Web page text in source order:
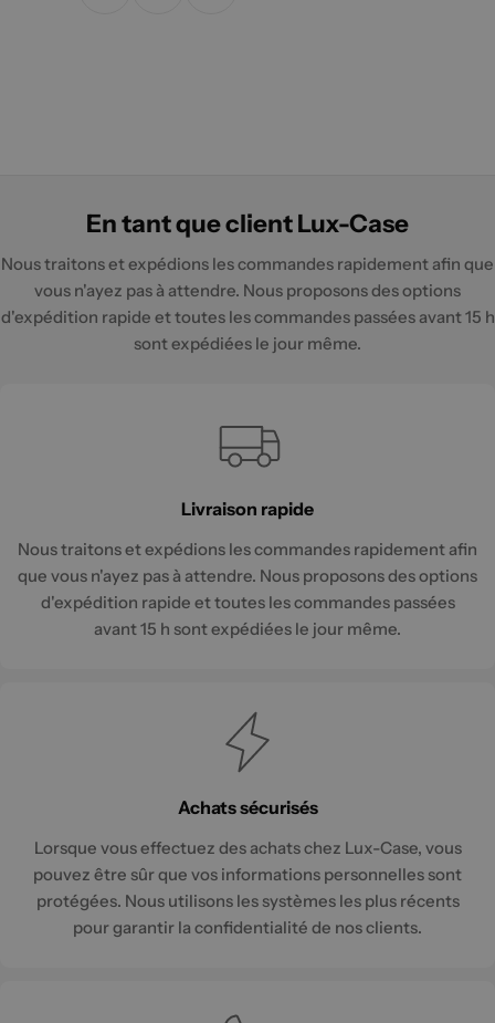
En tant que client Lux-Case
Nous traitons et expédions les commandes rapidement afin que
vous n'ayez pas à attendre. Nous proposons des options
d'expédition rapide et toutes les commandes passées avant 15 h
sont expédiées le jour même.
Livraison rapide
Nous traitons et expédions les commandes rapidement afin
que vous n'ayez pas à attendre. Nous proposons des options
d'expédition rapide et toutes les commandes passées
avant 15 h sont expédiées le jour même.
Achats sécurisés
Lorsque vous effectuez des achats chez Lux-Case, vous
pouvez être sûr que vos informations personnelles sont
protégées. Nous utilisons les systèmes les plus récents
pour garantir la confidentialité de nos clients.